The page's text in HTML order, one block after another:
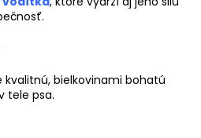
kvalitnú, bielkovinami bohatú
tele psa.